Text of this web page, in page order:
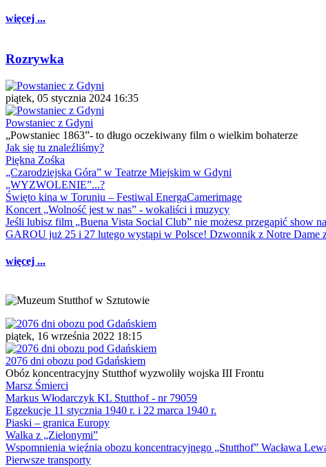
więcej ...
Rozrywka
piątek, 05 stycznia 2024 16:35
Powstaniec z Gdyni
„Powstaniec 1863”- to długo oczekiwany film o wielkim bohaterze
Jak się tu znaleźliśmy?
Piękna Zośka
„Czarodziejska Góra” w Teatrze Miejskim w Gdyni
„WYZWOLENIE”...?
Święto kina w Toruniu – Festiwal EnergaCamerimage
Koncert „Wolność jest w nas” - wokaliści i muzycy
Jeśli lubisz film „Buena Vista Social Club” nie możesz przegapić show
GAROU już 25 i 27 lutego wystąpi w Polsce! Dzwonnik z Notre Dame
więcej ...
piątek, 16 września 2022 18:15
2076 dni obozu pod Gdańskiem
Obóz koncentracyjny Stutthof wyzwoliły wojska III Frontu
Marsz Śmierci
Markus Włodarczyk KL Stutthof - nr 79059
Egzekucje 11 stycznia 1940 r. i 22 marca 1940 r.
Piaski – granica Europy
Walka z „Zielonymi”
Wspomnienia więźnia obozu koncentracyjnego „Stutthof” Wacława
Pierwsze transporty